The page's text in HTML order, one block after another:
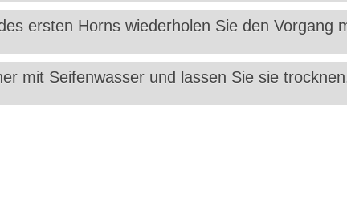
ersten Horns wiederholen Sie den Vorgang
mit Seifenwasser und lassen Sie sie